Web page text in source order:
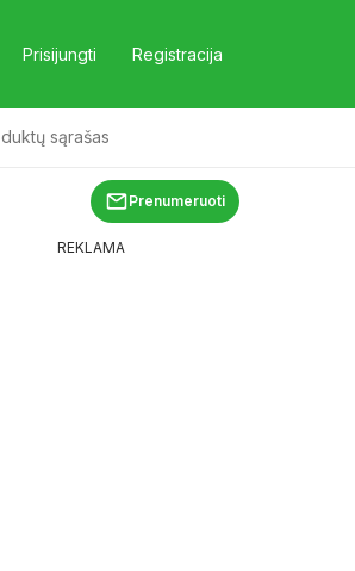
Prisijungti Registracija
sąrašas
Prenumeruoti
REKLAMA